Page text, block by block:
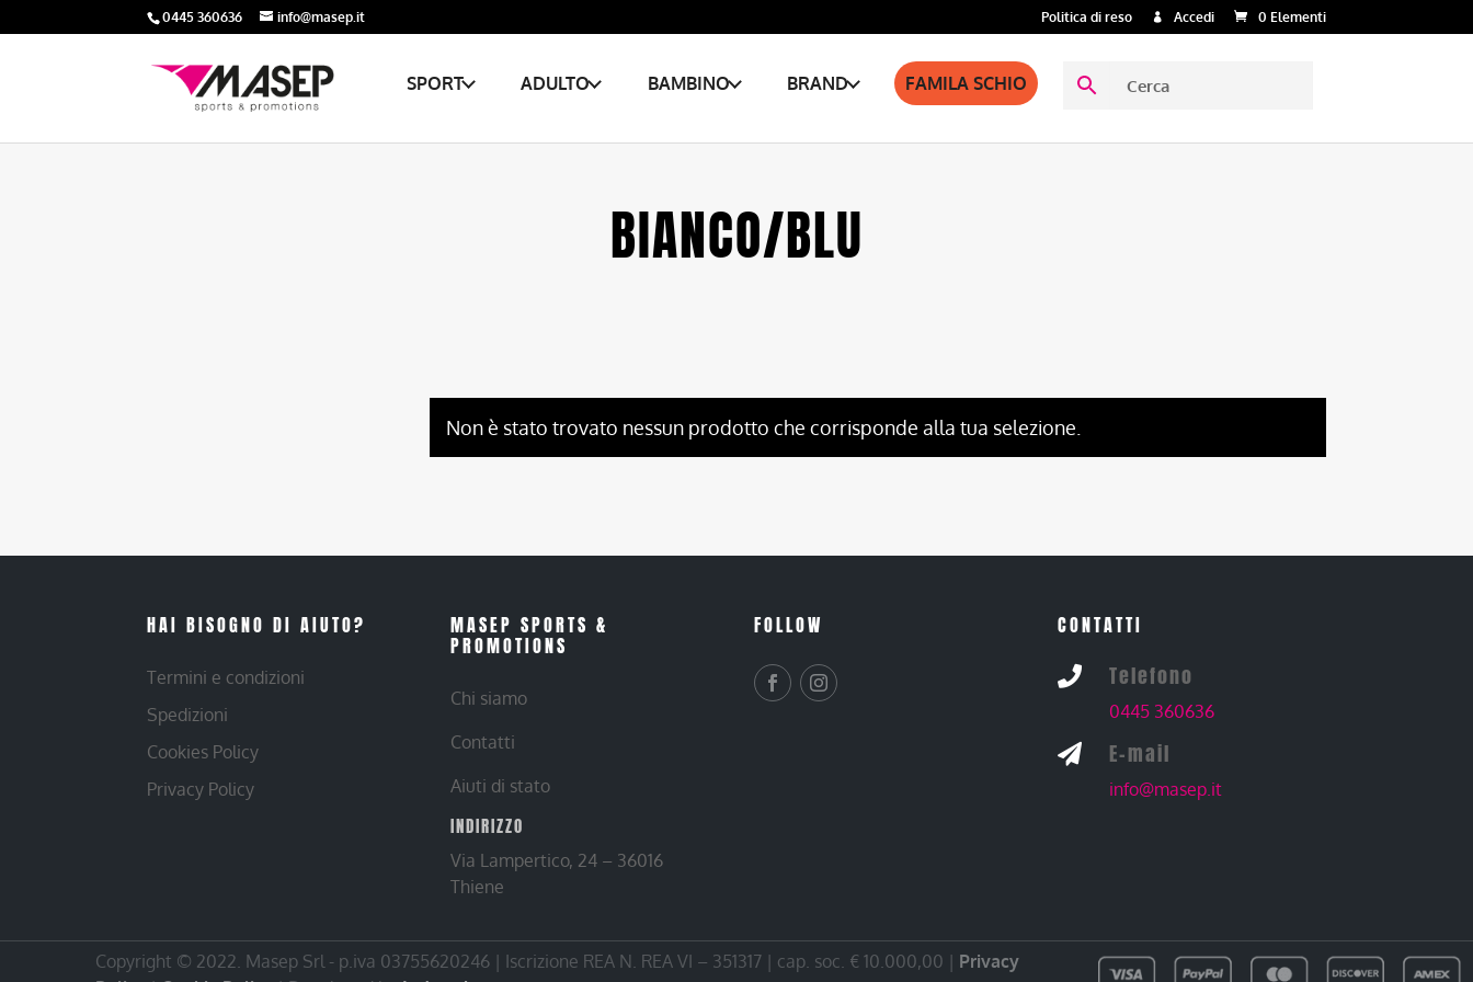
0445 360636 info@masep.it Politica di reso Accedi 0 Elementi
SPORT ADULTO BAMBINO BRAND FAMILA SCHIO
BIANCO/BLU
Non è stato trovato nessun prodotto che corrisponde alla tua selezione.
HAI BISOGNO DI AIUTO?
Termini e condizioni
Spedizioni
Cookies Policy
Privacy Policy
MASEP SPORTS &
PROMOTIONS
Chi siamo
Contatti
Aiuti di stato
INDIRIZZO
Via Lampertico, 24 – 36016
Thiene
FOLLOW CONTATTI
 Telefono
0445 360636
 E-mail
info@masep.it
Copyright © 2022. Masep Srl - p.iva 03755620246 | Iscrizione REA N. REA VI – 351317 | cap. soc. € 10.000,00 | Privacy